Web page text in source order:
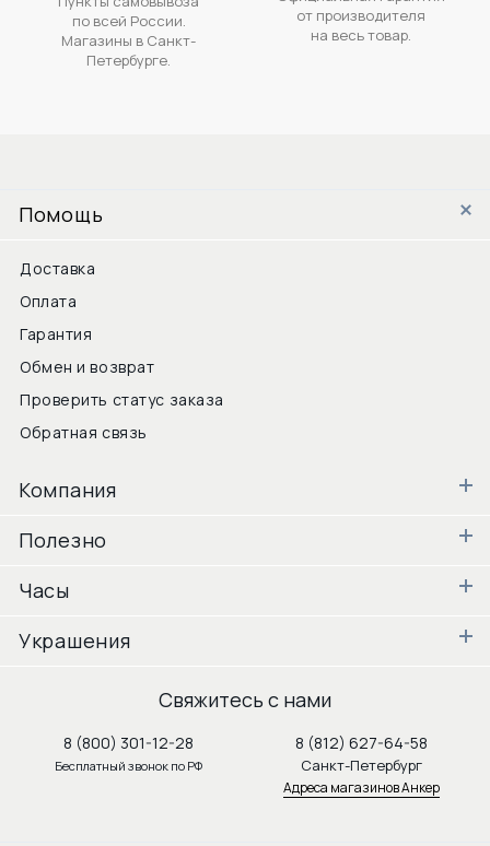
по всей России.
Магазины в Санкт-
Петербурге.
от производителя
на весь товар.
Помощь
Доставка
Оплата
Гарантия
Обмен и возврат
Проверить статус заказа
Обратная связь
Компания
Полезно
Часы
Украшения
Свяжитесь с нами
8 (800) 301-12-28
Бесплатный звонок по РФ
8 (812) 627-64-58
Санкт-Петербург
Адреса магазинов Анкер